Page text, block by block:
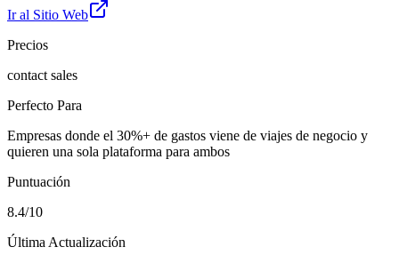
Ir al Sitio Web
Precios
contact sales
Perfecto Para
Empresas donde el 30%+ de gastos viene de viajes de negocio y
quieren una sola plataforma para ambos
Puntuación
8.4/10
Última Actualización